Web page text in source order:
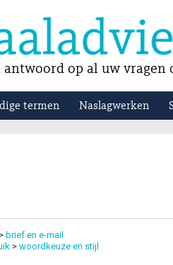
antwoord op al uw vragen
termen Naslagwerken
> brief en e-mail
> woordkeuze en stijl